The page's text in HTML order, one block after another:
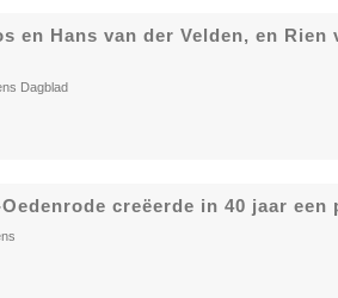
en Hans van der Velden, en Rien
Dagblad
creëerde in 40 jaar een